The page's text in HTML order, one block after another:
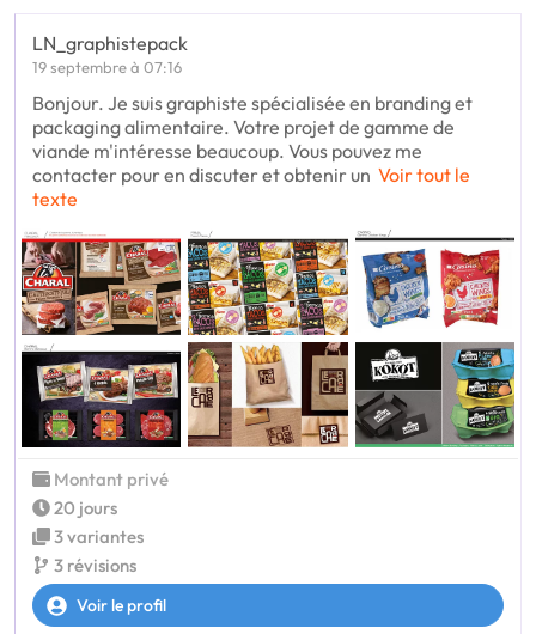
LN_graphistepack
19 septembre à 07:16
Bonjour. Je suis graphiste spécialisée en branding et
packaging alimentaire. Votre projet de gamme de
viande m'intéresse beaucoup. Vous pouvez me
contacter pour en discuter et obtenir un Voir tout le
texte
Montant privé
20 jours
3 variantes
3 révisions
Voir le profil